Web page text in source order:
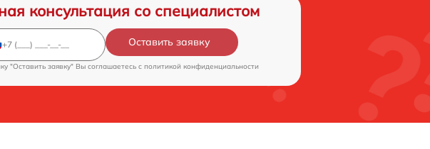
консультация со специалистом
Оставить заявку
"Оставить заявку" Вы соглашаетесь c политикой конфиденциальности